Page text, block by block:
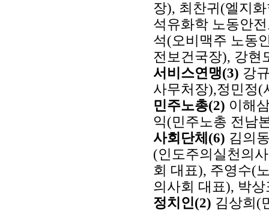
장), 최찬귀(엘지
석유화학 노동안
석(오비맥주 노동
전보건국장), 강현
서비스연맹(3) 강
사무처장),정민정
민주노총(2) 이해
익(민주노총 전남
사회단체(6) 김의
(인도주의실천의
회 대표), 주영수(
의사회 대표), 박
정치인(2) 김상희(